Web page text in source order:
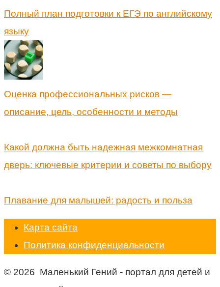
Полный план подготовки к ЕГЭ по английскому
языку
Оценка профессиональных рисков —
описание, цель, особенности и методы
Какой должна быть надежная межкомнатная
дверь: ключевые критерии и советы по выбору
Плавание для малышей: радость и польза
Карта сайта
Политика конфиденциальности
© 2026 Маленький Гений - портал для детей и